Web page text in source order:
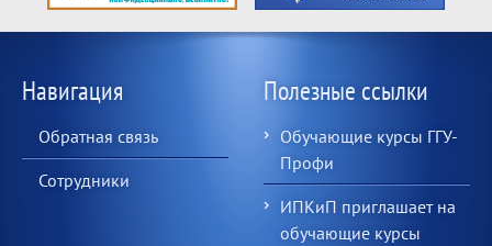
Навигация
Обратная связь
Сотрудники
Полезные ссылки
Обучающие курсы ГГУ-
Профи
ИПКиП приглашает на
обучающие курсы